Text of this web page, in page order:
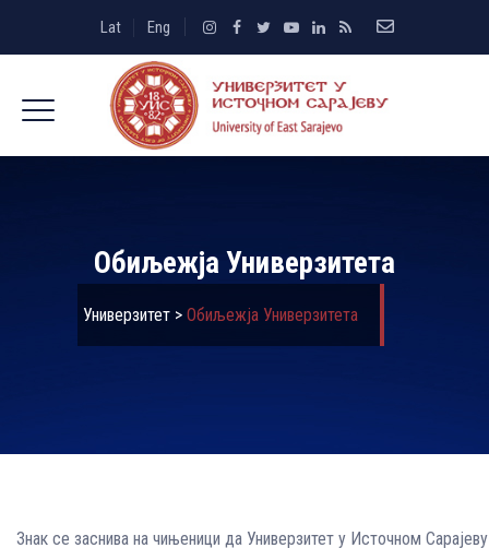
Lat Eng
Обиљежја Универзитета
Универзитет > Обиљежја Универзитета
Знак се заснива на чињеници да Универзитет у Источном Сарајеву